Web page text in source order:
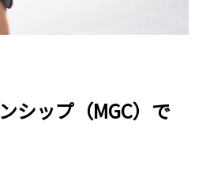
シップ（MGC）で